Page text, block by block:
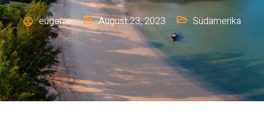
eugenie August 23, 2023 Südamerika